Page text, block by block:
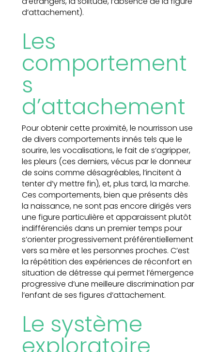
d’attachement).
Les
comportement
s
d’attachement
Pour obtenir cette proximité, le nourrisson use
de divers comportements innés tels que le
sourire, les vocalisations, le fait de s’agripper,
les pleurs (ces derniers, vécus par le donneur
de soins comme désagréables, l’incitent à
tenter d’y mettre fin), et, plus tard, la marche.
Ces comportements, bien que présents dès
la naissance, ne sont pas encore dirigés vers
une figure particulière et apparaissent plutôt
indifférenciés dans un premier temps pour
s’orienter progressivement préférentiellement
vers sa mère et les personnes proches. C’est
la répétition des expériences de réconfort en
situation de détresse qui permet l’émergence
progressive d’une meilleure discrimination par
l’enfant de ses figures d’attachement.
Le système
exploratoire